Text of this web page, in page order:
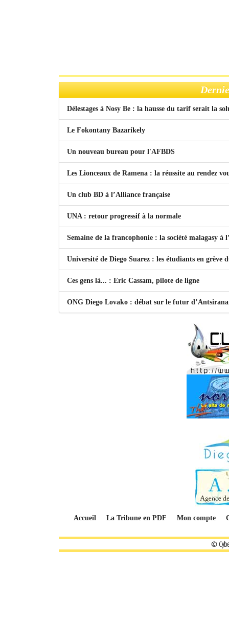
Délestages à Nosy Be : la hausse du tarif serait la
Le Fokontany Bazarikely
Un nouveau bureau pour l'AFBDS
Les Lionceaux de Ramena : la réussite au rendez
Un club BD à l’Alliance française
UNA : retour progressif à la normale
Semaine de la francophonie : la société malagasy à
Université de Diego Suarez : les étudiants en grève
Ces gens là... : Eric Cassam, pilote de ligne
ONG Diego Lovako : débat sur le futur
Accueil La Tribune en PDF Mon compte
©